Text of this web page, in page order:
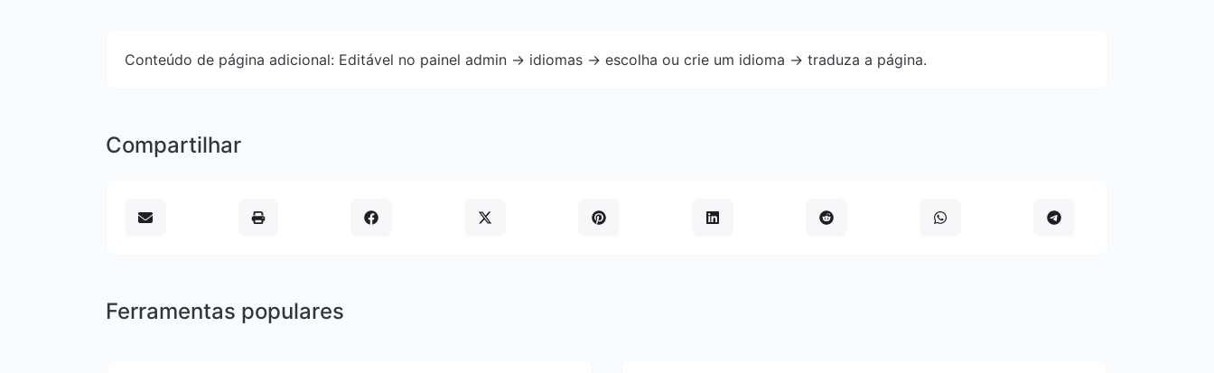
Conteúdo de página adicional: Editável no painel admin -> idiomas -> escolha ou crie um idioma -> traduza a página.
Compartilhar
Ferramentas populares